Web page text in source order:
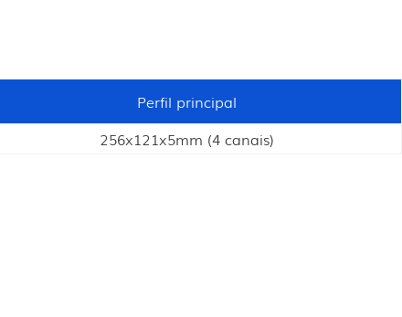
Perfil principal
256x121x5mm (4 canais)